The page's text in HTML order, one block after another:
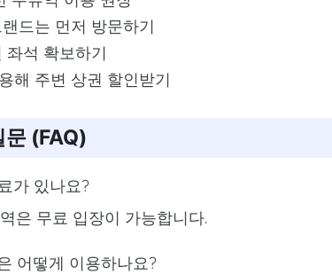
드는 먼저 방문하기
좌석 확보하기
해 주변 상권 할인받기
문 (FAQ)
가 있나요?
은 무료 입장이 가능합니다.
어떻게 이용하나요?